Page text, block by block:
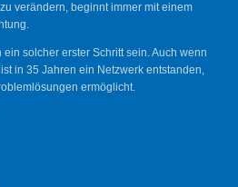
verändern, beginnt immer mit einem
solcher erster Schritt sein. Auch wenn
in 35 Jahren ein Netzwerk entstanden,
ermöglicht.